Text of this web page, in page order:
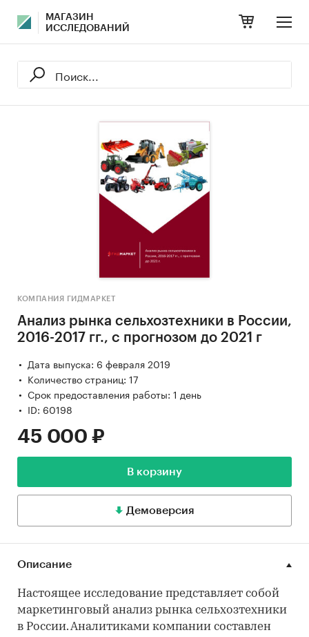
МАГАЗИН
ИССЛЕДОВАНИЙ
КОМПАНИЯ ГИДМАРКЕТ
Анализ рынка сельхозтехники в России,
2016-2017 гг., с прогнозом до 2021 г
Дата выпуска: 6 февраля 2019
Количество страниц: 17
Срок предоставления работы: 1 день
ID: 60198
45 000 ₽
В корзину
Демоверсия
Описание
Настоящее исследование представляет собой
маркетинговый анализ рынка сельхозтехники
в России. Аналитиками компании составлен